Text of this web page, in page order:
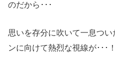
のだから･･･
思いを存分に吹いて一息つい
ンに向けて熱烈な視線が･･･